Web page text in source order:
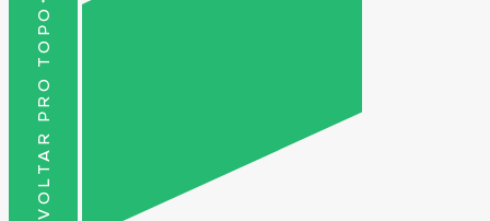
VOLTAR PRO TOPO